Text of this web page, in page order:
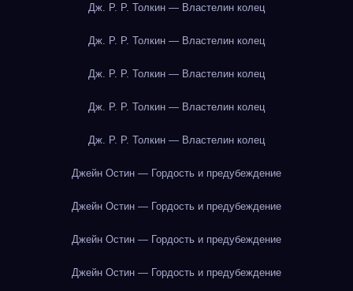
Дж. Р. Р. Толкин — Властелин колец
Дж. Р. Р. Толкин — Властелин колец
Дж. Р. Р. Толкин — Властелин колец
Дж. Р. Р. Толкин — Властелин колец
Дж. Р. Р. Толкин — Властелин колец
Джейн Остин — Гордость и предубеждение
Джейн Остин — Гордость и предубеждение
Джейн Остин — Гордость и предубеждение
Джейн Остин — Гордость и предубеждение